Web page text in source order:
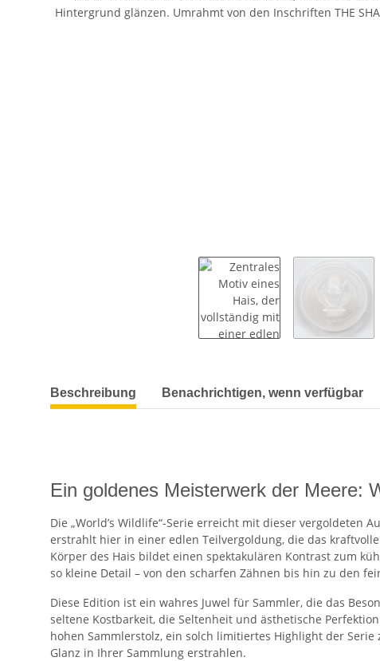
weitere Registerkarten anzeigen
Beschreibung Benachrichtigen, wenn verfügbar
Ein goldenes Meisterwerk der Meere:
Die „World’s Wildlife“-Serie erreicht mit dieser vergoldeten
erstrahlt hier in einer edlen Teilvergoldung, die das
Körper des Hais bildet einen spektakulären Kontrast zum
so kleine Detail – von den scharfen Zähnen bis hin zu den
Diese Edition ist ein wahres Juwel für Sammler, die das
seltene Kostbarkeit, die Seltenheit und ästhetische
hohen Sammlerstolz, ein solch limitiertes Highlight der
Glanz in Ihrer Sammlung erstrahlen.